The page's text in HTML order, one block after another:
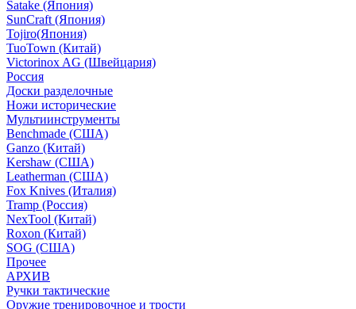
Satake (Япония)
SunCraft (Япония)
Tojiro(Япония)
TuoTown (Китай)
Victorinox AG (Швейцария)
Россия
Доски разделочные
Ножи исторические
Мультиинструменты
Benchmade (США)
Ganzo (Китай)
Kershaw (США)
Leatherman (США)
Fox Knives (Италия)
Tramp (Россия)
NexTool (Китай)
Roxon (Китай)
SOG (США)
Прочее
АРХИВ
Ручки тактические
Оружие тренировочное и трости